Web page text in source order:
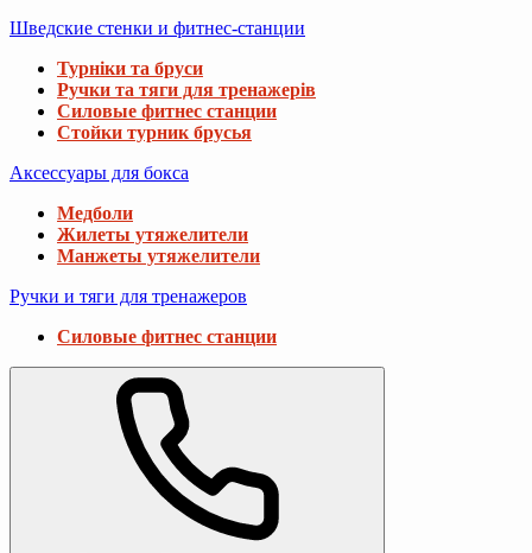
Шведские стенки и фитнес-станции
Турніки та бруси
Ручки та тяги для тренажерів
Силовые фитнес станции
Стойки турник брусья
Аксессуары для бокса
Медболи
Жилеты утяжелители
Манжеты утяжелители
Ручки и тяги для тренажеров
Силовые фитнес станции